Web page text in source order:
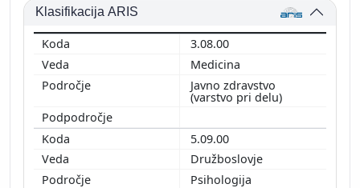
Klasifikacija ARIS
3.08.00
Medicina
Javno zdravstvo
(varstvo pri delu)
5.09.00
Družboslovje
Psihologija